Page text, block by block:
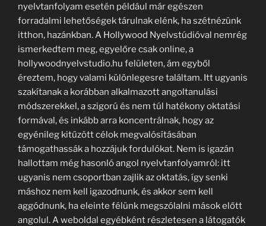
nyelvtanfolyam esetén például már egészen
forradalmi lehetőségek tárulnak elénk, ha szétnézünk
itthon, hazánkban. A Hollywood Nyelvstúdióval nemrég
ismerkedtem meg, egyelőre csak online, a
hollywoodnyelvstudio.hu felületen, ám egyből
éreztem, hogy valami különlegesre találtam. Itt ugyanis
szakítanak a korábban alkalmazott angoltanulási
módszerekkel, a szigorú és nem túl hatékony oktatási
formával, és inkább arra koncentrálnak, hogy az
egyénileg kitűzött célok megvalósításában
támogathassák a hozzájuk fordulókat. Nem is igazán
hallottam még hasonló angol nyelvtanfolyamról: itt
ugyanis nem csoportban zajlik az oktatás, így senki
máshoz nem kell igazodnunk, és akkor sem kell
aggódnunk, ha eleinte félünk megszólalni mások előtt
angolul. A weboldal egyébként részletesen a látogatók